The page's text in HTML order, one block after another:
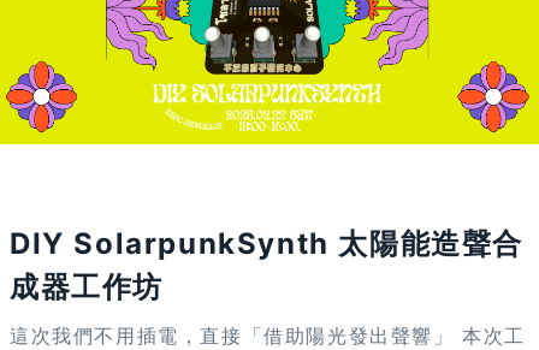
DIY SolarpunkSynth 太陽能造聲合
成器工作坊
這次我們不用插電，直接「借助陽光發出聲響」 本次工